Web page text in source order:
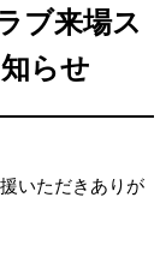
ブ来場ス
らせ
いただきありが